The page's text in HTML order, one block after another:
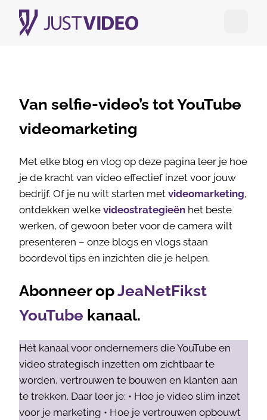
Van selfie-video’s tot YouTube
videomarketing
Met elke blog en vlog op deze pagina leer je hoe
je de kracht van video effectief inzet voor jouw
bedrijf. Of je nu wilt starten met videomarketing,
ontdekken welke videostrategieën het beste
werken, of gewoon beter voor de camera wilt
presenteren – onze blogs en vlogs staan
boordevol tips en inzichten die je helpen.
Abonneer opJeaNetFikst
YouTube kanaal.
Hét kanaal voor ondernemers die YouTube en
video strategisch inzetten om zichtbaar te
worden, vertrouwen te bouwen en klanten aan
te trekken. Daar leer je: • Hoe je video slim inzet
voor je marketing • Hoe je vertrouwen opbouwt